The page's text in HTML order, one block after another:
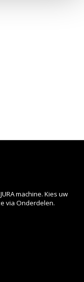
machine. Kies uw
via Onderdelen.